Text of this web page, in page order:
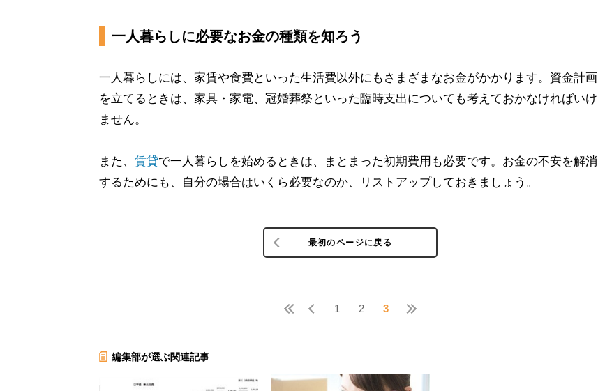
一人暮らしに必要なお金の種類を知ろう
一人暮らしには、家賃や食費といった生活費以外にもさまざまなお金がかかります。資金計画
を立てるときは、家具・家電、冠婚葬祭といった臨時支出についても考えておかなければいけ
ません。
また、 賃貸で一人暮らしを始めるときは、まとまった初期費用も必要です。お金の不安を解消
するためにも、自分の場合はいくら必要なのか、リストアップしておきましょう。
最初のページに戻る
1 2 3
編集部が選ぶ関連記事